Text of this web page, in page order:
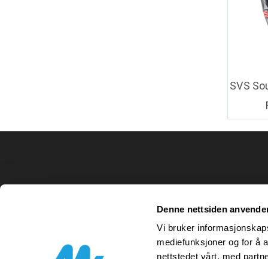
Denne nettsiden
Vi bruker
mediefunksjoner og for å
nettstedet vårt, med
SVS